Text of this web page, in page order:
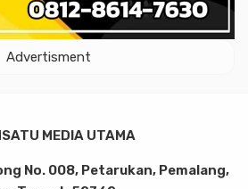
Advertisment
MEDIA UTAMA
No. 008, Petarukan, Pemalang,